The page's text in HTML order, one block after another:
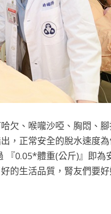
欠、喉嚨沙啞、胸悶、
，正常安全的脫水速度
0.05*體重(公斤)』即為
的生活品質，腎友們要好